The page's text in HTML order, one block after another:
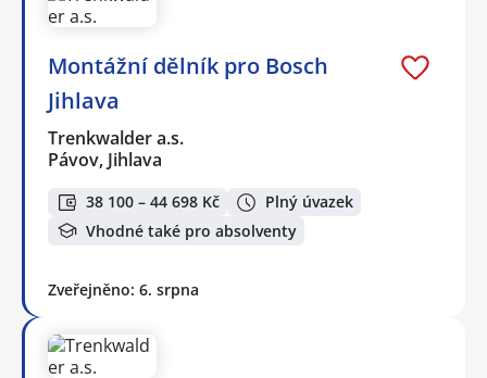
Montážní dělník pro Bosch
Jihlava
Trenkwalder a.s.
Pávov, Jihlava
38 100 – 44 698 Kč
Plný úvazek
Vhodné také pro absolventy
Zveřejněno: 6. srpna